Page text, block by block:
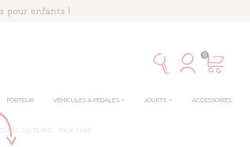
pour enfants !
0
PORTEUR VÉHICULES À PÉDALES JOUETS ACCESSOIRES
GLC 63S BLANC - PACK LUXE